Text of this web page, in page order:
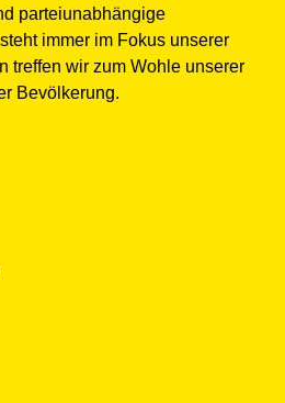
parteiunabhängige
immer im Fokus unserer
treffen wir zum Wohle unserer
Bevölkerung.